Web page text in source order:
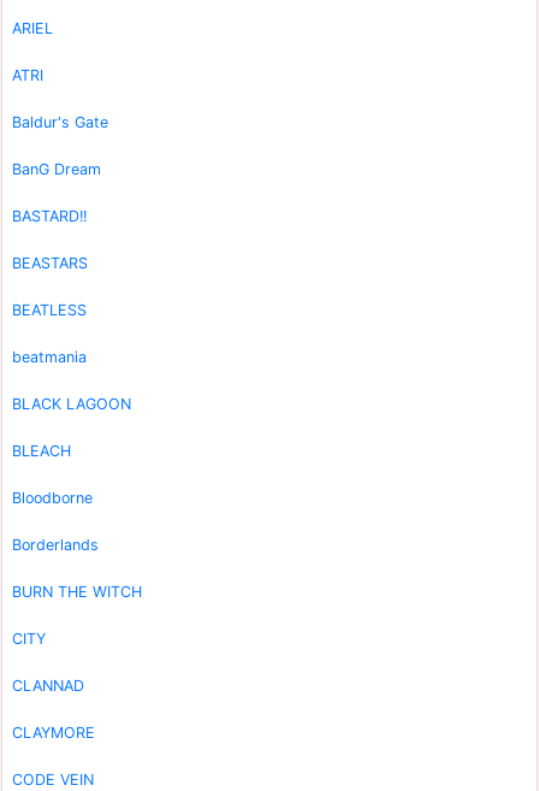
ARIEL
ATRI
Baldur's Gate
BanG Dream
BASTARD!!
BEASTARS
BEATLESS
beatmania
BLACK LAGOON
BLEACH
Bloodborne
Borderlands
BURN THE WITCH
CITY
CLANNAD
CLAYMORE
CODE VEIN